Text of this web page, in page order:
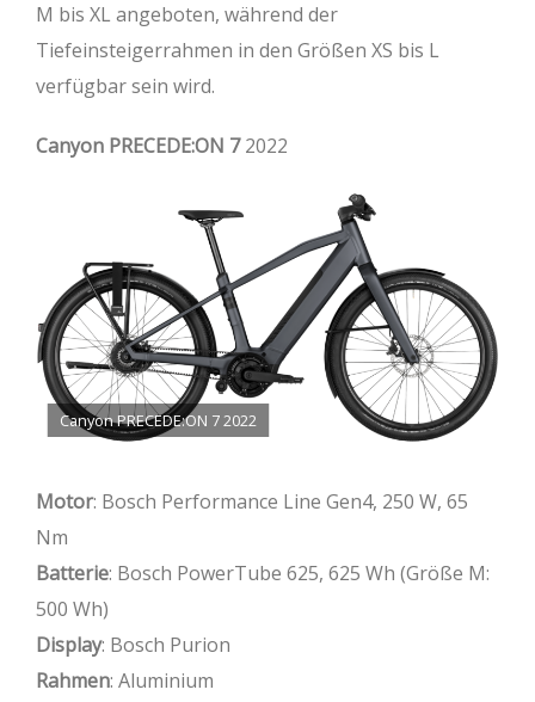
M bis XL angeboten, während der
Tiefeinsteigerrahmen in den Größen XS bis L
verfügbar sein wird.
Canyon PRECEDE:ON 72022
Canyon PRECEDE:ON 7 2022
Motor: Bosch Performance Line Gen4, 250 W, 65
Nm
Batterie: Bosch PowerTube 625, 625 Wh (Größe M:
500 Wh)
Display: Bosch Purion
Rahmen: Aluminium